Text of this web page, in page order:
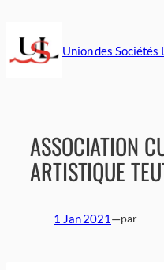
contenu
Union des Sociétés
ASSOCIATION
ARTISTIQUE
1 Jan 2021 —par